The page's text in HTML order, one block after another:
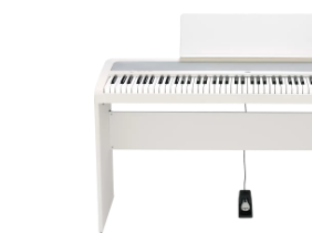
Synthés & Sampleurs
Home Studio
Casques